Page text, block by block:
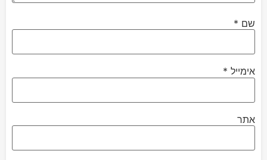
שם *
אימייל *
אתר